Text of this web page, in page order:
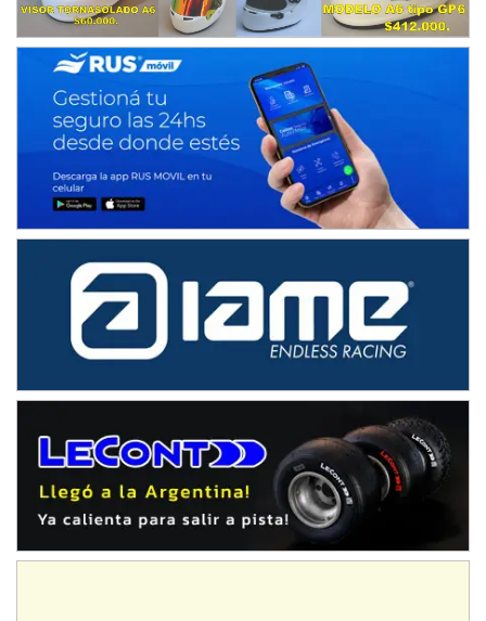
TUCUMANO - F5
Juan Navarro (Asfalto)
El Timbó (Tucumán)
COBERTURA ESPECIAL DE E-KART.COM.AR
08/09-AGO
Ramiro Tot (Asfalto)
Baradero (Buenos Aires)
KDO - F6
Ciudad de Trenque Lauquen (Asfalto)
Trenque Lauquen (Buenos Aires)
ENTRERRIANO - F6 (POSTERGADA)
Parque de la Velocidad (Asfalto)
Villaguay (Entre Ríos)
VICTORIENSE - F7
Victoria (Entre Ríos)
PATAGONICO - F6
Gral. E. Godoy (Río Negro)